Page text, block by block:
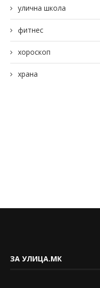
улична школа
фитнес
хороскоп
храна
ЗА УЛИЦА.МК